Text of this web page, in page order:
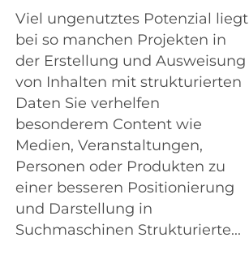
Viel ungenutztes Potenzial liegt
bei so manchen Projekten in
der Erstellung und Ausweisung
von Inhalten mit strukturierten
Daten Sie verhelfen
besonderem Content wie
Medien, Veranstaltungen,
Personen oder Produkten zu
einer besseren Positionierung
und Darstellung in
Suchmaschinen Strukturierte...